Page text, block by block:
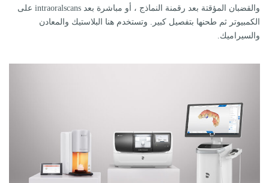
والقضبان المؤقتة بعد رقمنة النماذج ، أو مباشرة بعد intraoralscans على
الكمبيوتر ثم طحنها بتفصيل كبير. وتستخدم هنا البلاستيك والمعادن
والسيراميك.